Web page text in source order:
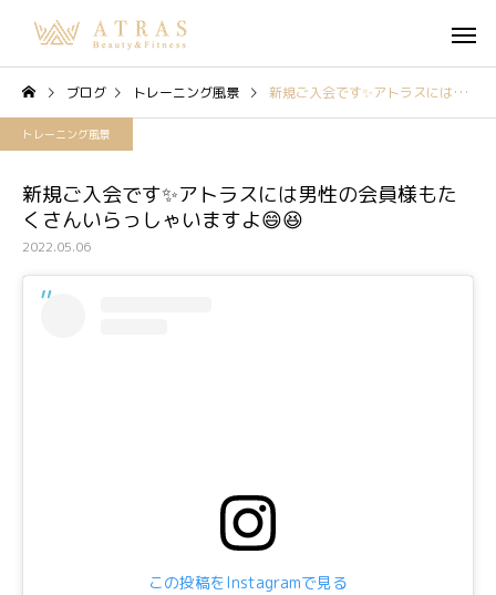
ブログ トレーニング風景 新規ご入会です✨アトラスには男性の会員様もたくさんいらっしゃいますよ😄😆
トレーニング風景
新規ご入会です✨アトラスには男性の会員様もた
くさんいらっしゃいますよ😄😆
2022.05.06
この投稿をInstagramで見る